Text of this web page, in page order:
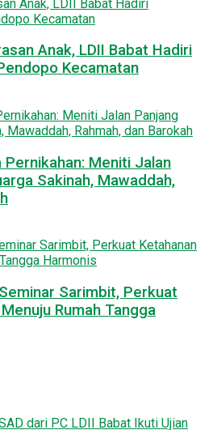
Anak, LDII Babat Hadiri
Kecamatan
Meniti Jalan
Sakinah, Mawaddah,
Sarimbit, Perkuat
Rumah Tangga